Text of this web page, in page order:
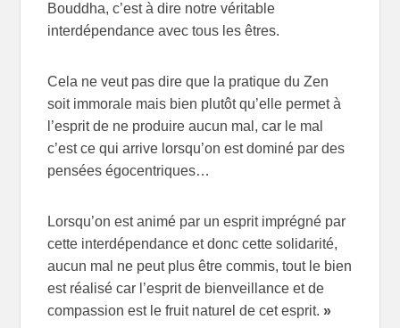
Bouddha, c’est à dire notre véritable
interdépendance avec tous les êtres.
Cela ne veut pas dire que la pratique du Zen
soit immorale mais bien plutôt qu’elle permet à
l’esprit de ne produire aucun mal, car le mal
c’est ce qui arrive lorsqu’on est dominé par des
pensées égocentriques…
Lorsqu’on est animé par un esprit imprégné par
cette interdépendance et donc cette solidarité,
aucun mal ne peut plus être commis, tout le bien
est réalisé car l’esprit de bienveillance et de
compassion est le fruit naturel de cet esprit. »